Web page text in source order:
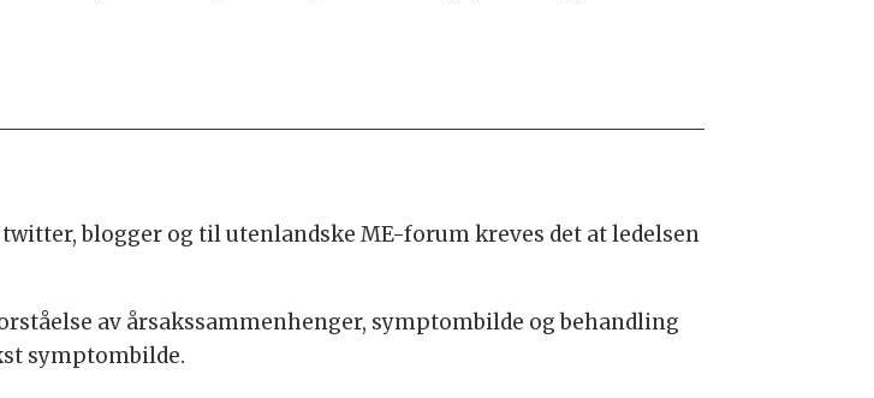
twitter, blogger og til utenlandske ME-forum kreves det at ledelsen
av årsakssammenhenger, symptombilde og behandling
symptombilde.